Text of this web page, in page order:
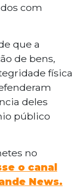
com
que a
de bens,
física
deles
público
no
o canal
News.